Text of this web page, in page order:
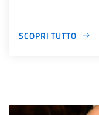
SCOPRI TUTTO